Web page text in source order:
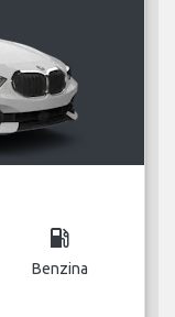
local_gas_station
Benzina